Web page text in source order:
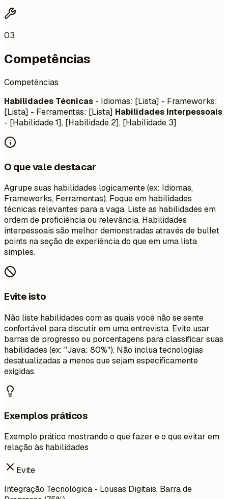
03
Competências
Competências
Habilidades Técnicas - Idiomas: [Lista] - Frameworks:
[Lista] - Ferramentas: [Lista] Habilidades Interpessoais
- [Habilidade 1], [Habilidade 2], [Habilidade 3]
O que vale destacar
Agrupe suas habilidades logicamente (ex: Idiomas,
Frameworks, Ferramentas). Foque em habilidades
técnicas relevantes para a vaga. Liste as habilidades em
ordem de proficiência ou relevância. Habilidades
interpessoais são melhor demonstradas através de bullet
points na seção de experiência do que em uma lista
simples.
Evite isto
Não liste habilidades com as quais você não se sente
confortável para discutir em uma entrevista. Evite usar
barras de progresso ou porcentagens para classificar suas
habilidades (ex: "Java: 80%"). Não inclua tecnologias
desatualizadas a menos que sejam especificamente
exigidas.
Exemplos práticos
Exemplo prático mostrando o que fazer e o que evitar em
relação às habilidades
Evite
Integração Tecnológica - Lousas Digitais, Barra de